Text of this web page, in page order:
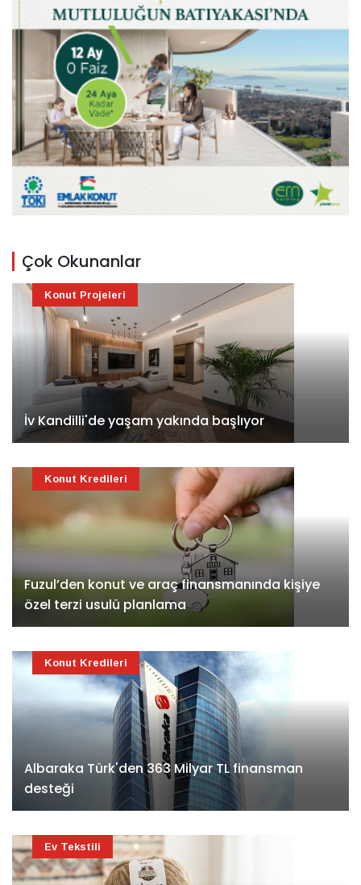
Çok Okunanlar
İv Kandilli'de yaşam yakında başlıyor
Konut Projeleri
Fuzul’den konut ve araç finansmanında kişiye
özel terzi usulü planlama
Konut Kredileri
Albaraka Türk'den 363 Milyar TL finansman
desteği
Konut Kredileri
Ev Tekstili